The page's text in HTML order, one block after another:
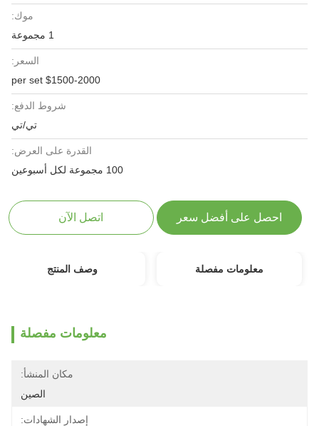
موك:
السعر:
$1500-2000 per set
شروط الدفع:
تي/تي
القدرة على العرض:
100 مجموعة لكل أسبوعين
احصل على أفضل سعر اتصل الآن
معلومات مفصلة وصف المنتج
معلومات مفصلة
مكان المنشأ:
الصين
إصدار الشهادات: